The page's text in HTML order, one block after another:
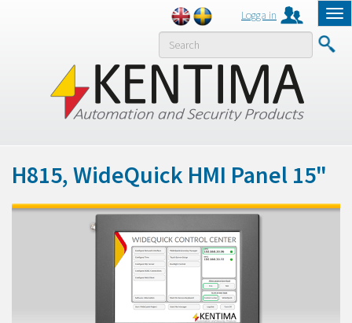
Logga in
MENY
H815, WideQuick HMI Panel 15"